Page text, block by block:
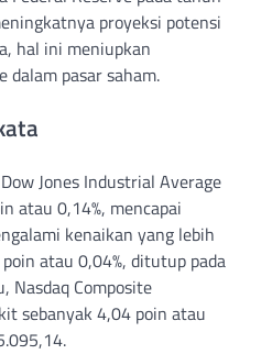
proyeksi potensi
hal ini meniupkan
dalam pasar saham.
Jones Industrial Average
atau 0,14%, mencapai
kenaikan yang lebih
atau 0,04%, ditutup pada
Nasdaq Composite
sebanyak 4,04 poin atau